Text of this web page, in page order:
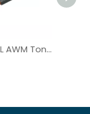
UL3321 UL AWM Tonned Copper PV Wire